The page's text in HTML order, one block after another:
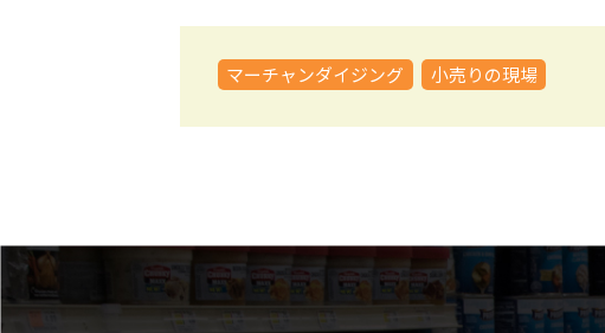
マーチャンダイジング 小売りの現場